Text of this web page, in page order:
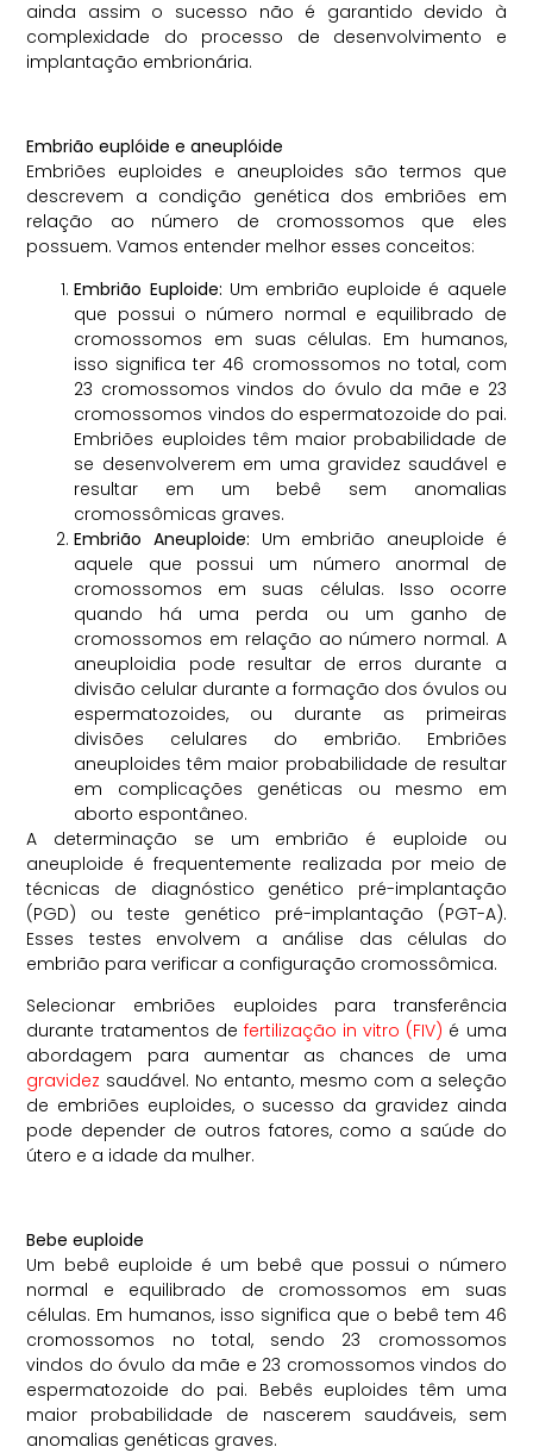
ainda assim o sucesso não é garantido devido à
complexidade do processo de desenvolvimento e
implantação embrionária.
Embrião euplóide e aneuplóide
Embriões euploides e aneuploides são termos que
descrevem a condição genética dos embriões em
relação ao número de cromossomos que eles
possuem. Vamos entender melhor esses conceitos:
Embrião Euploide: Um embrião euploide é aquele
que possui o número normal e equilibrado de
cromossomos em suas células. Em humanos,
isso significa ter 46 cromossomos no total, com
23 cromossomos vindos do óvulo da mãe e 23
cromossomos vindos do espermatozoide do pai.
Embriões euploides têm maior probabilidade de
se desenvolverem em uma gravidez saudável e
resultar em um bebê sem anomalias
cromossômicas graves.
Embrião Aneuploide: Um embrião aneuploide é
aquele que possui um número anormal de
cromossomos em suas células. Isso ocorre
quando há uma perda ou um ganho de
cromossomos em relação ao número normal. A
aneuploidia pode resultar de erros durante a
divisão celular durante a formação dos óvulos ou
espermatozoides, ou durante as primeiras
divisões celulares do embrião. Embriões
aneuploides têm maior probabilidade de resultar
em complicações genéticas ou mesmo em
aborto espontâneo.
A determinação se um embrião é euploide ou
aneuploide é frequentemente realizada por meio de
técnicas de diagnóstico genético pré-implantação
(PGD) ou teste genético pré-implantação (PGT-A).
Esses testes envolvem a análise das células do
embrião para verificar a configuração cromossômica.
Selecionar embriões euploides para transferência
durante tratamentos de fertilização in vitro (FIV) é uma
abordagem para aumentar as chances de uma
gravidez saudável. No entanto, mesmo com a seleção
de embriões euploides, o sucesso da gravidez ainda
pode depender de outros fatores, como a saúde do
útero e a idade da mulher.
Bebe euploide
Um bebê euploide é um bebê que possui o número
normal e equilibrado de cromossomos em suas
células. Em humanos, isso significa que o bebê tem 46
cromossomos no total, sendo 23 cromossomos
vindos do óvulo da mãe e 23 cromossomos vindos do
espermatozoide do pai. Bebês euploides têm uma
maior probabilidade de nascerem saudáveis, sem
anomalias genéticas graves.